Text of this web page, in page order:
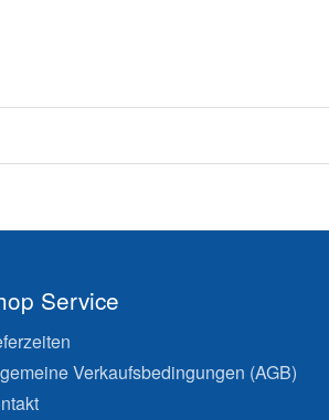
Service
Verkaufsbedingungen (AGB)